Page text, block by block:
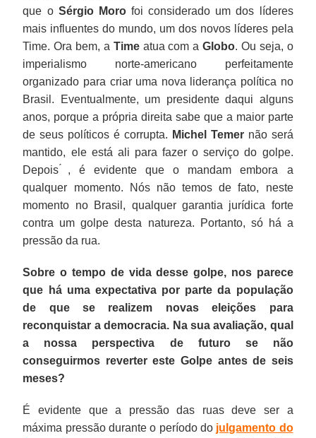
que o Sérgio Morofoi considerado um dos líderes
mais influentes do mundo, um dos novos líderes pela
Time. Ora bem, a Timeatua com aGlobo. Ou seja, o
imperialismo norte-americano perfeitamente
organizado para criar uma nova liderança política no
Brasil. Eventualmente, um presidente daqui alguns
anos, porque a própria direita sabe que a maior parte
de seus políticos é corrupta. Michel Temernão será
mantido, ele está ali para fazer o serviço do golpe.
Depois ́, é evidente que o mandam embora a
qualquer momento. Nós não temos de fato, neste
momento no Brasil, qualquer garantia jurídica forte
contra um golpe desta natureza. Portanto, só há a
pressão da rua.
Sobre o tempo de vida desse golpe, nos parece
que há uma expectativa por parte da população
de que se realizem novas eleições para
reconquistar a democracia. Na sua avaliação, qual
a nossa perspectiva de futuro se não
conseguirmos reverter este Golpe antes de seis
meses?
É evidente que a pressão das ruas deve ser a
máxima pressão durante o período do julgamento do